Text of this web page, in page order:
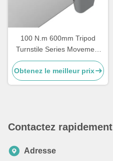
100 N.m 600mm Tripod
Turnstile Series Movement
Mechanism
Obtenez le meilleur prix
Contactez rapidement
Adresse